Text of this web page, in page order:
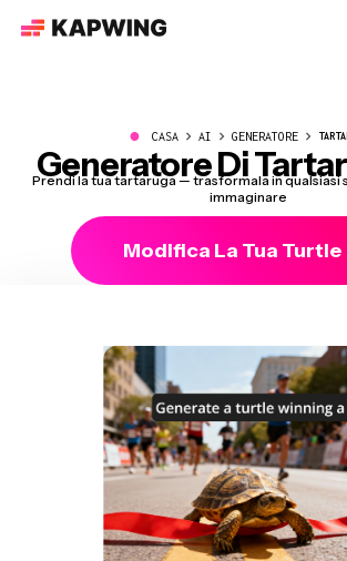
● CASA AI GENERATORE
Generatore Di
Prendi la tua tartaruga — trasformala in qualsiasi
immaginare
Modifica La Tua Turtle